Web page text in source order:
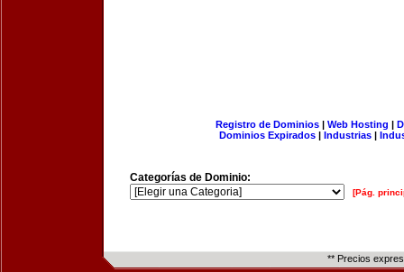
Registro de Dominios| Web Hosting |
Dominios Expirados | Industrias |
Categorías de Dominio:
[Pág.
** Precios